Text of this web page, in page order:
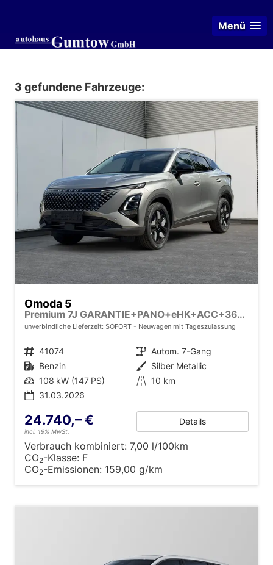
Menü
3 gefundene Fahrzeuge:
Omoda 5
Premium 7J GARANTIE+PANO+eHK+ACC+360-KAM+SHZ+KLIMA+SONY+18" ALU
unverbindliche Lieferzeit: SOFORT Neuwagen mit Tageszulassung
Fahrzeugnr. 41074 Getriebe Autom. 7-Gang
Kraftstoff Benzin Außenfarbe Silber Metallic
Leistung 108 kW (147 PS) Kilometerstand 10 km
31.03.2026
24.740,– €
incl. 19% MwSt.
Details
Verbrauch kombiniert: 7,00 l/100km
CO2-Klasse: F
CO2-Emissionen: 159,00 g/km